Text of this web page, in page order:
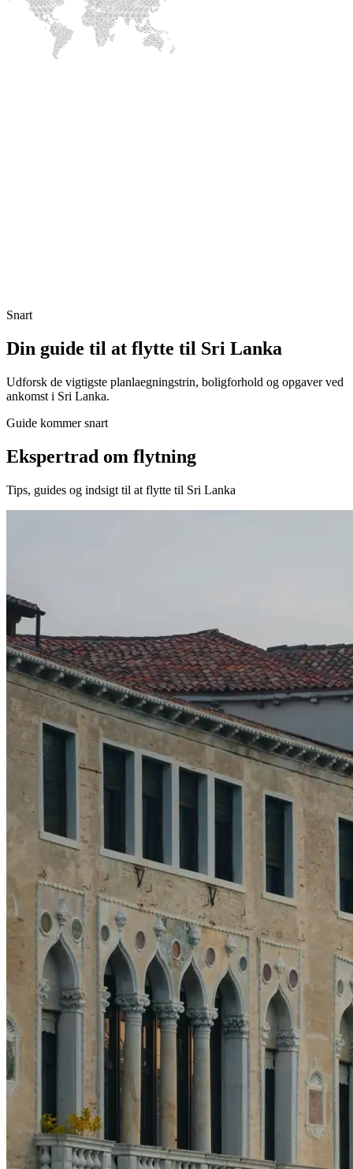
Snart
Din guide til at flytte til Sri Lanka
Udforsk de vigtigste planlaegningstrin, boligforhold og opgaver ved
ankomst i Sri Lanka.
Guide kommer snart
Ekspertrad om flytning
Tips, guides og indsigt til at flytte til Sri Lanka